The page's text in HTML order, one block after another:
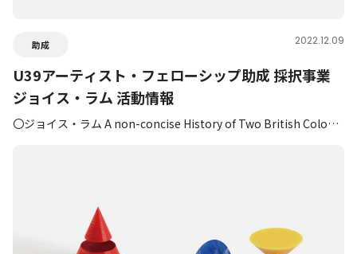
助成 2022.12.09
U39アーティスト・フェローシップ助成 採択事業
ジョイス・ラム 活動情報
〇ジョイス・ラム A non-concise History of Two British Colo…